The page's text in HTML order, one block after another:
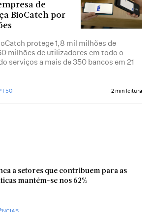
de
BioCatch por
protege 1,8 mil milhões de
milhões de utilizadores em todo o
serviços a mais de 350 bancos em 21
2 min leitura
a setores que contribuem para as
mantém-se nos 62%